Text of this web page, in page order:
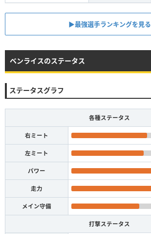
▶︎最強選手ランキングを見る
ベンライスのステータス
ステータスグラフ
各種ステータス
右ミート
左ミート
パワー
走力
メイン守備
打撃ステータス